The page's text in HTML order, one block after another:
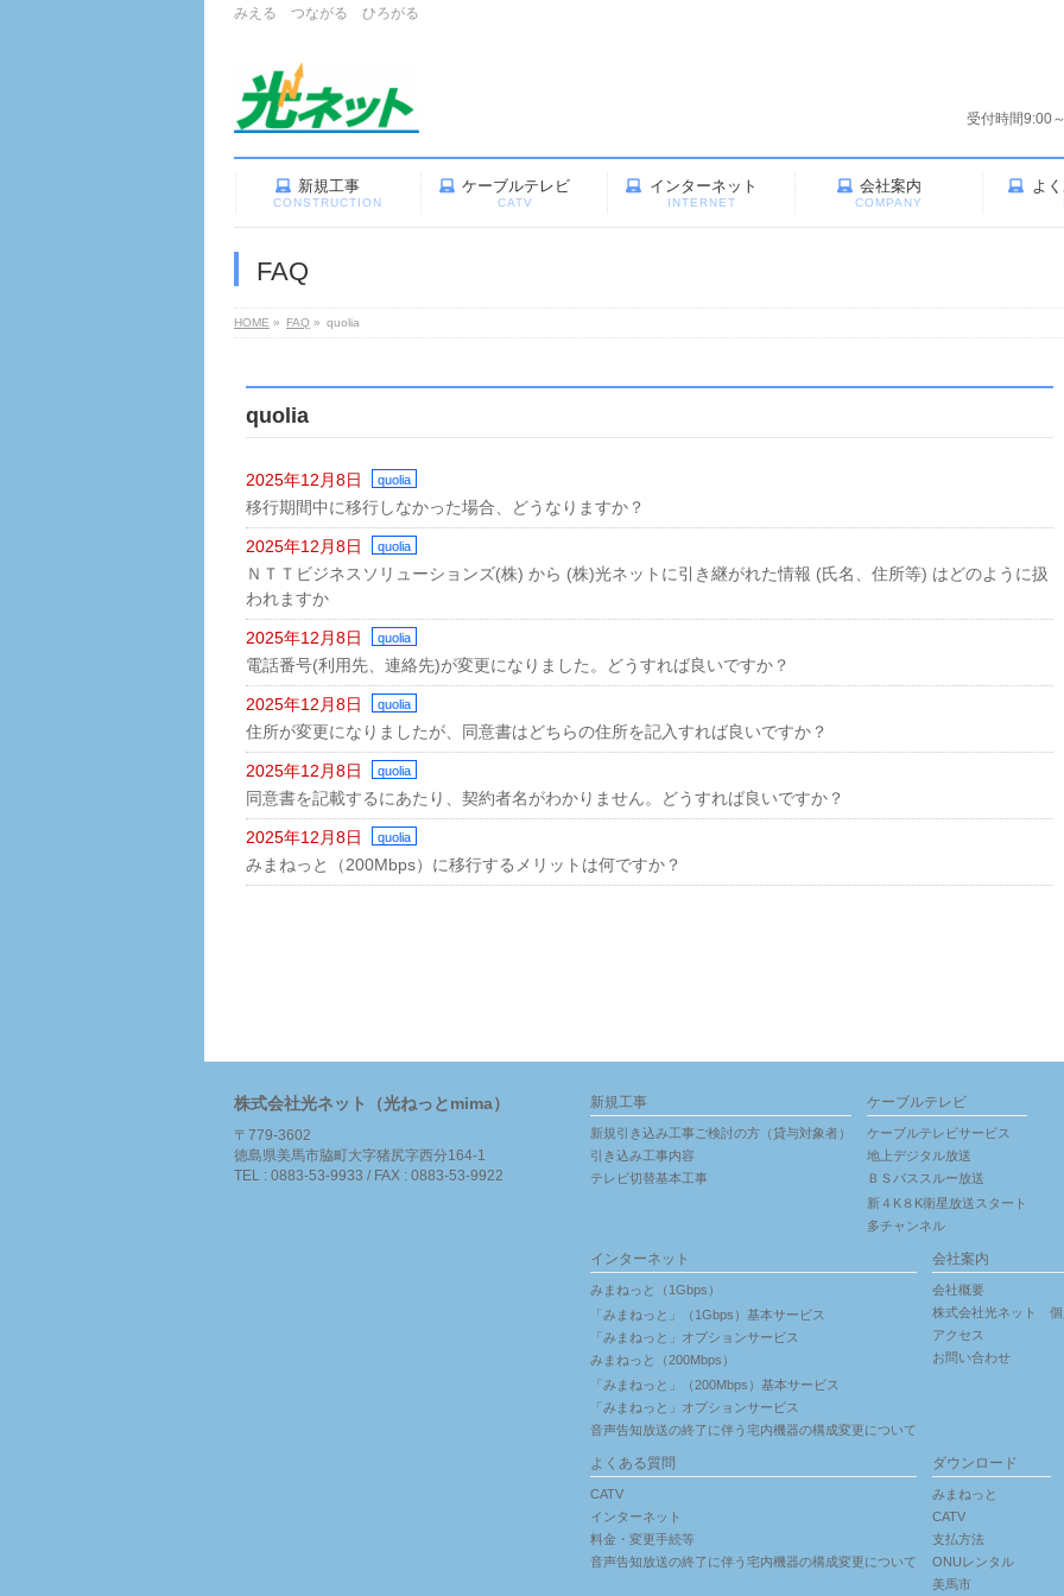
みえる つながる ひろがる
受付時間9:00
新規工事
CONSTRUCTION
ケーブルテレビ
CATV
インターネット
INTERNET
会社案内
COMPANY
よ
FAQ
HOME » FAQ » quolia
quolia
2025年12月8日 quolia
移行期間中に移行しなかった場合、どうなりますか？
2025年12月8日 quolia
ＮＴＴビジネスソリューションズ(株) から (株)光ネットに引き継がれた情報 (氏名、住所等) はどのように扱
われますか
2025年12月8日 quolia
電話番号(利用先、連絡先)が変更になりました。どうすれば良いですか？
2025年12月8日 quolia
住所が変更になりましたが、同意書はどちらの住所を記入すれば良いですか？
2025年12月8日 quolia
同意書を記載するにあたり、契約者名がわかりません。どうすれば良いですか？
2025年12月8日 quolia
みまねっと（200Mbps）に移行するメリットは何ですか？
株式会社光ネット（光ねっとmima）
〒779-3602
徳島県美馬市脇町大字猪尻字西分164-1
TEL : 0883-53-9933 / FAX : 0883-53-9922
新規工事
新規引き込み工事ご検討の方（貸与対象者）
引き込み工事内容
テレビ切替基本工事
ケーブルテレビ
ケーブルテレビサービス
地上デジタル放送
ＢＳパススルー放送
新４K８K衛星放送スタート
多チャンネル
インターネット
みまねっと（1Gbps）
「みまねっと」（1Gbps）基本サービス
「みまねっと」オプションサービス
みまねっと（200Mbps）
「みまねっと」（200Mbps）基本サービス
「みまねっと」オプションサービス
音声告知放送の終了に伴う宅内機器の構成変更について
会社案内
会社概要
株式会社光ネット 個
アクセス
お問い合わせ
よくある質問
CATV
インターネット
料金・変更手続等
音声告知放送の終了に伴う宅内機器の構成変更について
ダウンロード
みまねっと
CATV
支払方法
ONUレンタル
美馬市